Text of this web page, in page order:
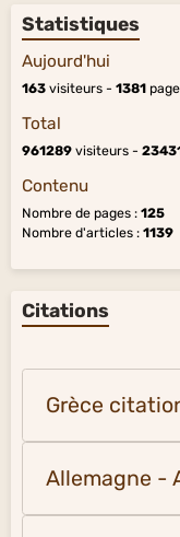
Statistiques
Aujourd'hui
163 visiteurs - 1381
Total
961289 visiteurs -
Contenu
Nombre de pages : 125
Nombre d'articles : 1139
Citations
Grèce
Allemagne -